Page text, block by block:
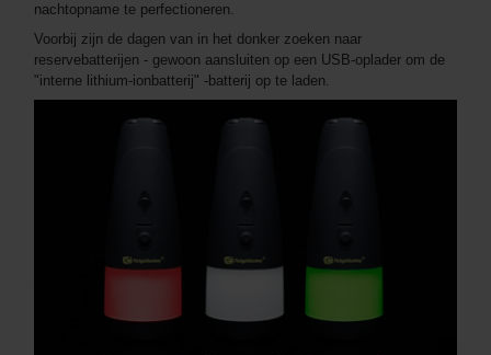
nachtopname te perfectioneren.
Voorbij zijn de dagen van in het donker zoeken naar
reservebatterijen - gewoon aansluiten op een USB-oplader om de
"interne lithium-ionbatterij" -batterij op te laden.